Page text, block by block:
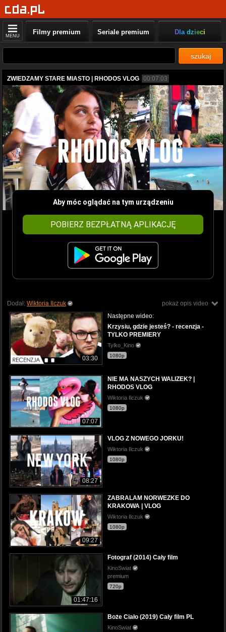
MENU Filmy premium Seriale premium Dla dzieci
szukaj
ZWIEDZAMY STARE MIASTO | RHODOS VLOG 00:07:03
Aby móc oglądać na tym urządzeniu
POBIERZ BEZPŁATNĄ APLIKACJĘ
pokaż opis video
Dodał: Wiktoria Ilczuk
03:30
Następne wideo:
Krzysiu, gdzie jesteś? - recenzja -
TYLKO PREMIERY
Tylko_Kino
1080p
07:07
NIE MA NASZYCH WALIZEK? |
RHODOS VLOG
Wiktoria Ilczuk
1080p
08:27
VLOG Z NOWEGO JORKU!
Wiktoria Ilczuk
1080p
09:27
ZABRALAM NORWEZKE DO
KRAKOWA | VLOG
Wiktoria Ilczuk
1080p
01:47:16
Fotograf (2014) Cały film
KinoSwiat
premium
720p
Boże Ciało (2019) Cały film PL
KinoSwiat